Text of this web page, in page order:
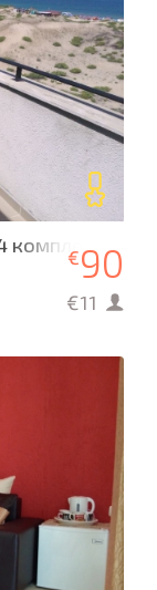
комплексе
€90
€11